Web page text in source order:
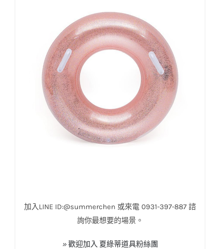
加入LINE ID:@summerchen 或來電 0931-397-887 諮
詢你最想要的場景。
»歡迎加入 夏綠蒂道具粉絲團